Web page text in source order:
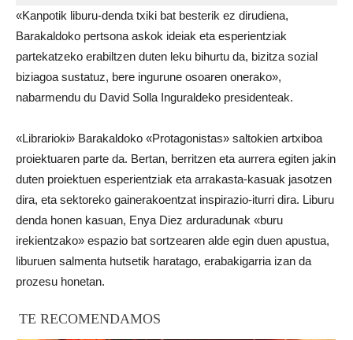
«Kanpotik liburu-denda txiki bat besterik ez dirudiena,
Barakaldoko pertsona askok ideiak eta esperientziak
partekatzeko erabiltzen duten leku bihurtu da, bizitza sozial
biziagoa sustatuz, bere ingurune osoaren onerako»,
nabarmendu du David Solla Inguraldeko presidenteak.
«Librarioki» Barakaldoko «Protagonistas» saltokien artxiboa
proiektuaren parte da. Bertan, berritzen eta aurrera egiten jakin
duten proiektuen esperientziak eta arrakasta-kasuak jasotzen
dira, eta sektoreko gainerakoentzat inspirazio-iturri dira. Liburu
denda honen kasuan, Enya Diez arduradunak «buru
irekientzako» espazio bat sortzearen alde egin duen apustua,
liburuen salmenta hutsetik haratago, erabakigarria izan da
prozesu honetan.
TE RECOMENDAMOS